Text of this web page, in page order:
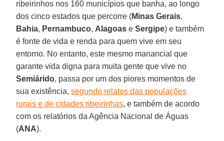
ribeirinhos nos 160 municípios que banha, ao longo
dos cinco estados que percorre (Minas Gerais,
Bahia, Pernambuco, Alagoas eSergipe) e também
é fonte de vida e renda para quem vive em seu
entorno. No entanto, este mesmo manancial que
garante vida digna para muita gente que vive no
Semiárido, passa por um dos piores momentos de
sua existência,segundo relatos das populações
rurais e de cidades ribeirinhas, e também de acordo
com os relatórios da Agência Nacional de Águas
(ANA).